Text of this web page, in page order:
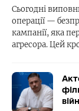
Сьогодні
операції —
кампанії, яка
агресора. Цей